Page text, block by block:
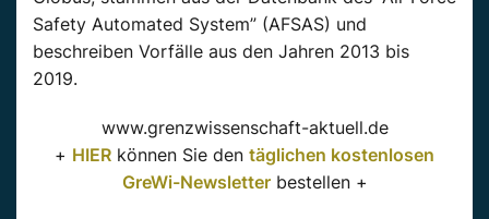
Safety Automated System” (AFSAS) und
beschreiben Vorfälle aus den Jahren 2013 bis
2019.
www.grenzwissenschaft-aktuell.de
+ HIER können Sie den täglichen kostenlosen
GreWi-Newsletterbestellen +